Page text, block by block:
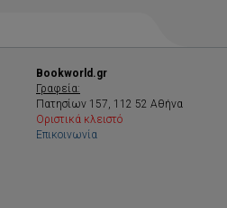
Bookworld.gr
Γραφεία:
Πατησίων 157, 112 52 Αθήνα
Οριστικά κλειστό
Επικοινωνία